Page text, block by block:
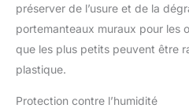
préserver de l’usure et de la
portemanteaux muraux pour les
que les plus petits peuvent être
plastique.
Protection contre l’humidité